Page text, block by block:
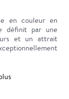
en couleur en
définit par une
et un attrait